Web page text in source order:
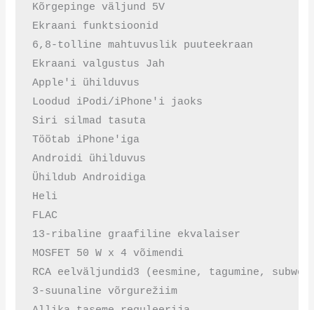
Kõrgepinge väljund 5V
Ekraani funktsioonid
6,8-tolline mahtuvuslik puuteekraan
Ekraani valgustus Jah
Apple'i ühilduvus
Loodud iPodi/iPhone'i jaoks
Siri silmad tasuta
Töötab iPhone'iga
Androidi ühilduvus
Ühildub Androidiga
Heli
FLAC
13-ribaline graafiline ekvalaiser
MOSFET 50 W x 4 võimendi
RCA eelväljundid3 (eesmine, tagumine,
3-suunaline võrgurežiim